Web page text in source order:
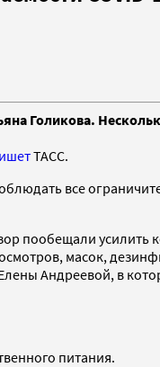
Голикова.
ТАСС.
все
пообещали усилить
масок,
Андреевой, в
питания.